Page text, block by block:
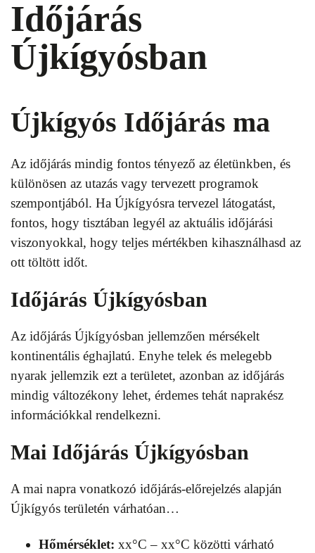
Időjárás
Újkígyósban
Újkígyós Időjárás ma
Az időjárás mindig fontos tényező az életünkben, és
különösen az utazás vagy tervezett programok
szempontjából. Ha Újkígyósra tervezel látogatást,
fontos, hogy tisztában legyél az aktuális időjárási
viszonyokkal, hogy teljes mértékben kihasználhasd az
ott töltött időt.
Időjárás Újkígyósban
Az időjárás Újkígyósban jellemzően mérsékelt
kontinentális éghajlatú. Enyhe telek és melegebb
nyarak jellemzik ezt a területet, azonban az időjárás
mindig változékony lehet, érdemes tehát naprakész
információkkal rendelkezni.
Mai Időjárás Újkígyósban
A mai napra vonatkozó időjárás-előrejelzés alapján
Újkígyós területén várhatóan…
Hőmérséklet: xx°C – xx°C közötti várható